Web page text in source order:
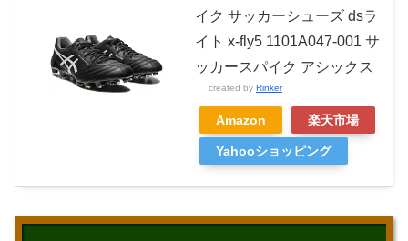
イク サッカーシューズ dsラ
イト x-fly5 1101A047-001 サ
ッカースパイク アシックス
created by Rinker
Amazon 楽天市場
Yahooショッピング